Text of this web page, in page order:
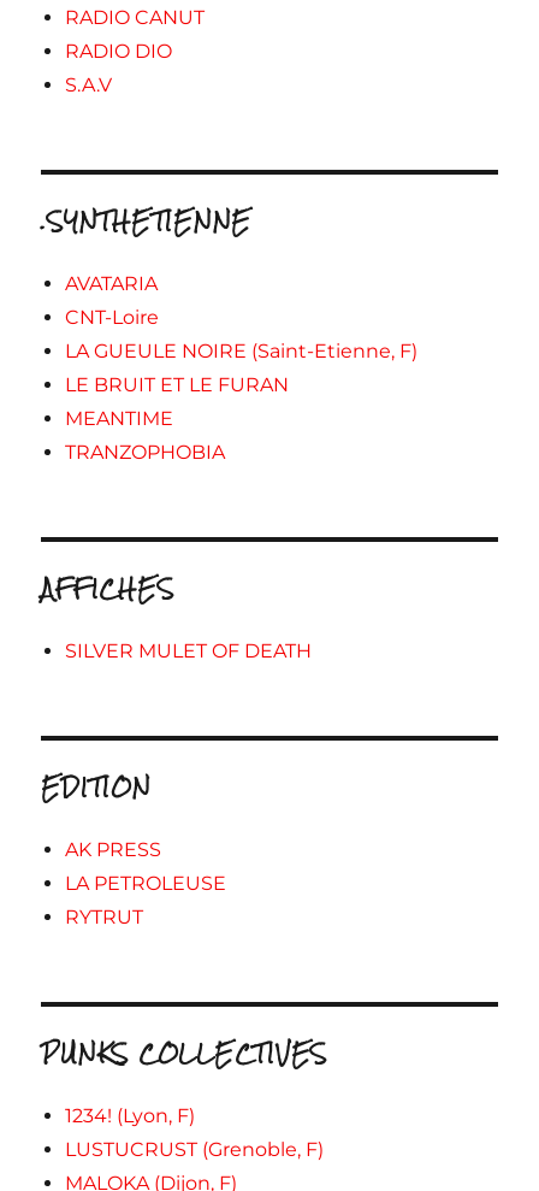
RADIO CANUT
RADIO DIO
S.A.V
.SYNTHETIENNE
AVATARIA
CNT-Loire
LA GUEULE NOIRE (Saint-Etienne, F)
LE BRUIT ET LE FURAN
MEANTIME
TRANZOPHOBIA
AFFICHES
SILVER MULET OF DEATH
EDITION
AK PRESS
LA PETROLEUSE
RYTRUT
PUNKS COLLECTIVES
1234! (Lyon, F)
LUSTUCRUST (Grenoble, F)
MALOKA (Dijon, F)